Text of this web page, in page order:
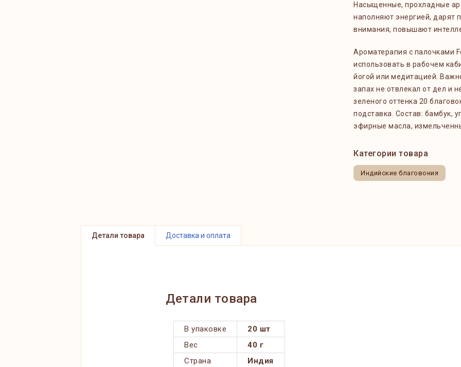
Насыщенные, прохладные
наполняют энергией, дарят
внимания, повышают
Ароматерапия с палочками
использовать в рабочем
йогой или медитацией.
запах не отвлекал от дел и
зеленого оттенка 20
подставка. Состав: бамбук,
эфирные масла,
Категории товара
Индийские благовония
Детали товара Доставка и оплата
Детали товара
В упаковке
20 шт
Вес
40 г
Страна
Индия